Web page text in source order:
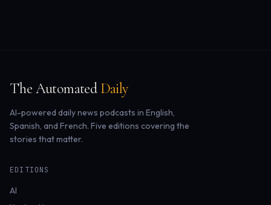
The Automated Daily
AI-powered daily news podcasts in English,
Spanish, and French. Five editions covering the
stories that matter.
EDITIONS
AI